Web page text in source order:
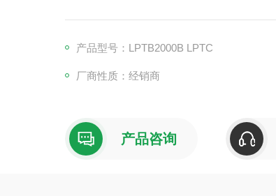
列多规格"。
产品型号：LPTB2000B LPTC
厂商性质：经销商
产品咨询